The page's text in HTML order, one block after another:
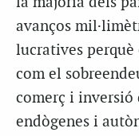
avanços
lucratives
com el
comerç i
endògenes i